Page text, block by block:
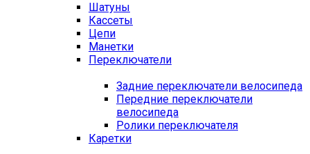
Шатуны
Кассеты
Цепи
Манетки
Переключатели
Задние переключатели велосипеда
Передние переключатели
велосипеда
Ролики переключателя
Каретки